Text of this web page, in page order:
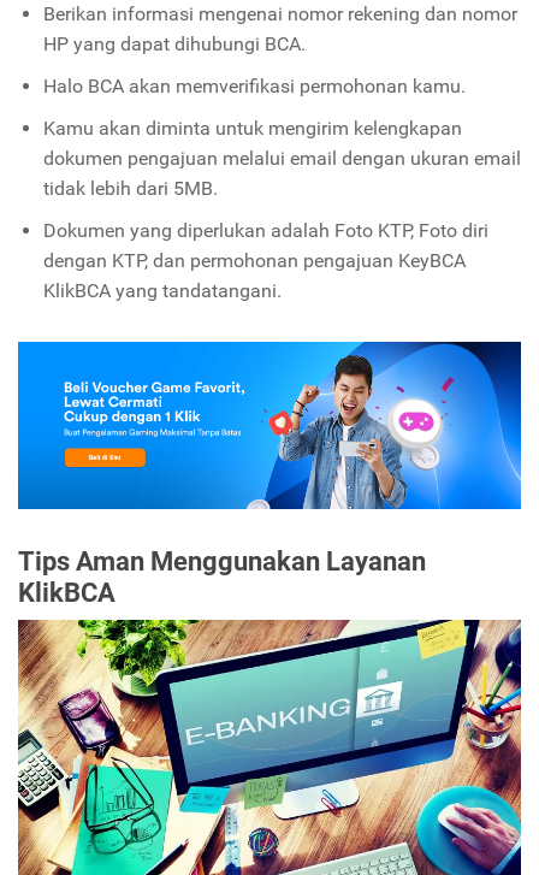
Berikan informasi mengenai nomor rekening dan nomor
HP yang dapat dihubungi BCA.
Halo BCA akan memverifikasi permohonan kamu.
Kamu akan diminta untuk mengirim kelengkapan
dokumen pengajuan melalui email dengan ukuran email
tidak lebih dari 5MB.
Dokumen yang diperlukan adalah Foto KTP, Foto diri
dengan KTP, dan permohonan pengajuan KeyBCA
KlikBCA yang tandatangani.
Tips Aman Menggunakan Layanan
KlikBCA